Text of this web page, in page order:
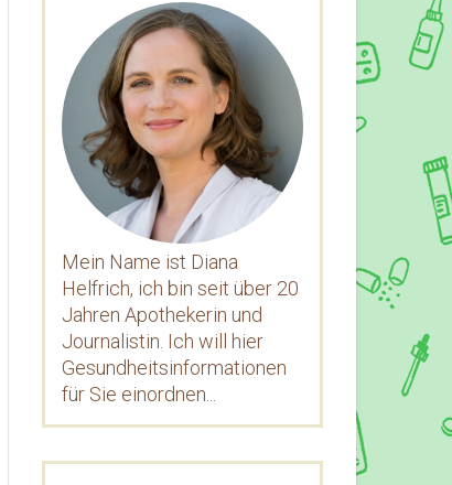
Mein Name ist Diana
Helfrich, ich bin seit über 20
Jahren Apothekerin und
Journalistin. Ich will hier
Gesundheitsinformationen
für Sie einordnen...